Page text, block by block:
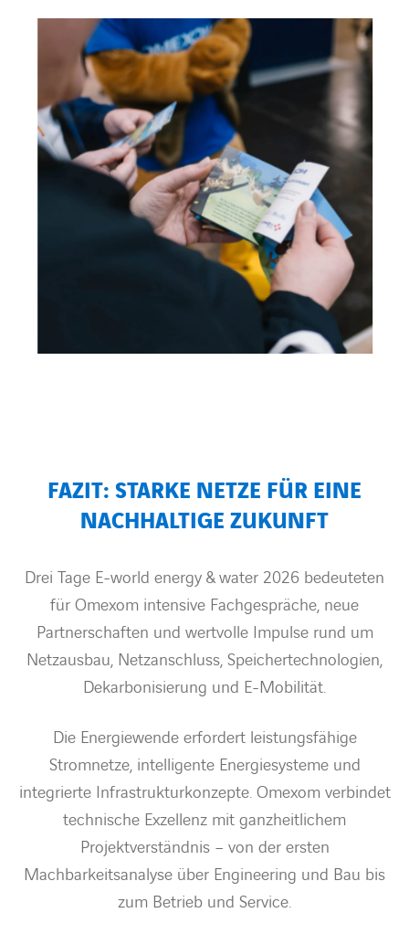
FAZIT: STARKE NETZE FÜR EINE
NACHHALTIGE ZUKUNFT
Drei Tage E-world energy & water 2026 bedeuteten
für Omexom intensive Fachgespräche, neue
Partnerschaften und wertvolle Impulse rund um
Netzausbau, Netzanschluss, Speichertechnologien,
Dekarbonisierung und E-Mobilität.
Die Energiewende erfordert leistungsfähige
Stromnetze, intelligente Energiesysteme und
integrierte Infrastrukturkonzepte. Omexom verbindet
technische Exzellenz mit ganzheitlichem
Projektverständnis – von der ersten
Machbarkeitsanalyse über Engineering und Bau bis
zum Betrieb und Service.